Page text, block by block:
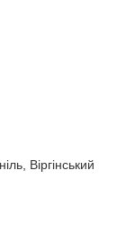
Віргінський